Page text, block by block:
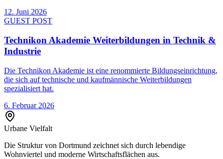
12. Juni 2026
GUEST POST
Technikon Akademie Weiterbildungen in Technik &
Industrie
Die Technikon Akademie ist eine renommierte Bildungseinrichtung,
die sich auf technische und kaufmännische Weiterbildungen
spezialisiert hat.
6. Februar 2026
Urbane Vielfalt
Die Struktur von Dortmund zeichnet sich durch lebendige
Wohnviertel und moderne Wirtschaftsflächen aus.